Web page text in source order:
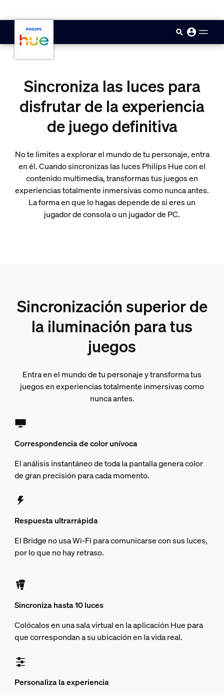
Sincroniza las luces para
disfrutar de la experiencia
de juego definitiva
No te limites a explorar el mundo de tu personaje, entra
en él. Cuando sincronizas las luces Philips Hue con el
contenido multimedia, transformas tus juegos en
experiencias totalmente inmersivas como nunca antes.
La forma en que lo hagas depende de si eres un
jugador de consola o un jugador de PC.
Sincronización superior de
la iluminación para tus
juegos
Entra en el mundo de tu personaje y transforma tus
juegos en experiencias totalmente inmersivas como
nunca antes.
Correspondencia de color unívoca
El análisis instantáneo de toda la pantalla genera color
de gran precisión para cada momento.
Respuesta ultrarrápida
El Bridge no usa Wi-Fi para comunicarse con sus luces,
por lo que no hay retraso.
Sincroniza hasta 10 luces
Colócalos en una sala virtual en la aplicación Hue para
que correspondan a su ubicación en la vida real.
Personaliza la experiencia